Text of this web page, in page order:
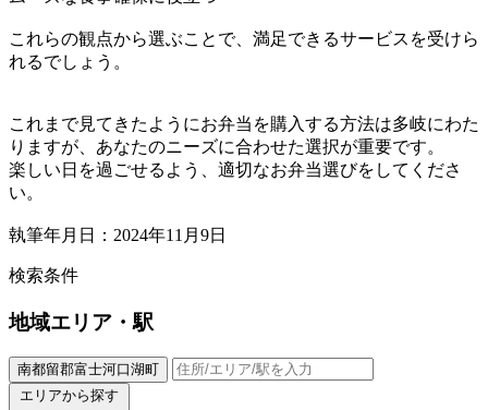
これらの観点から選ぶことで、満足できるサービスを受けら
れるでしょう。
これまで見てきたようにお弁当を購入する方法は多岐にわた
りますが、あなたのニーズに合わせた選択が重要です。
楽しい日を過ごせるよう、適切なお弁当選びをしてくださ
い。
執筆年月日：2024年11月9日
検索条件
地域エリア・駅
南都留郡富士河口湖町
エリアから探す